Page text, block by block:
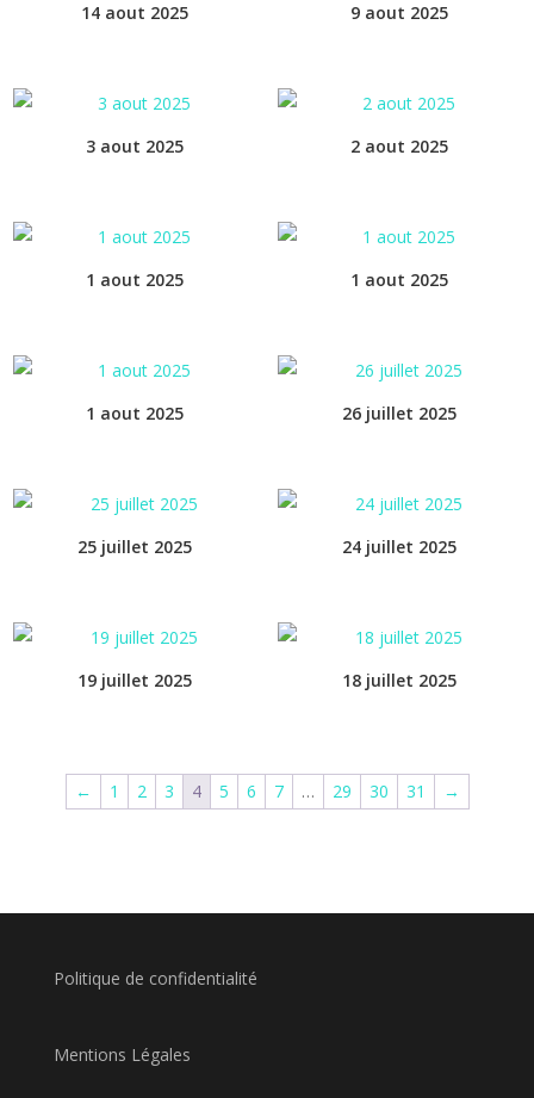
14 aout 2025 9 aout 2025
3 aout 2025 2 aout 2025
1 aout 2025 1 aout 2025
1 aout 2025 26 juillet 2025
25 juillet 2025 24 juillet 2025
19 juillet 2025 18 juillet 2025
← 1 2 3 4 5 6 7 … 29 30 31 →
Politique de confidentialité
Mentions Légales